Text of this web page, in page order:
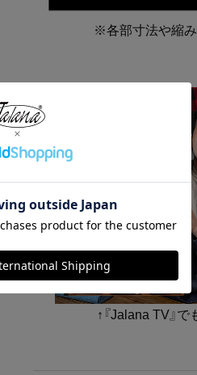
※各部寸法や縮み
↑『Jalana TV』